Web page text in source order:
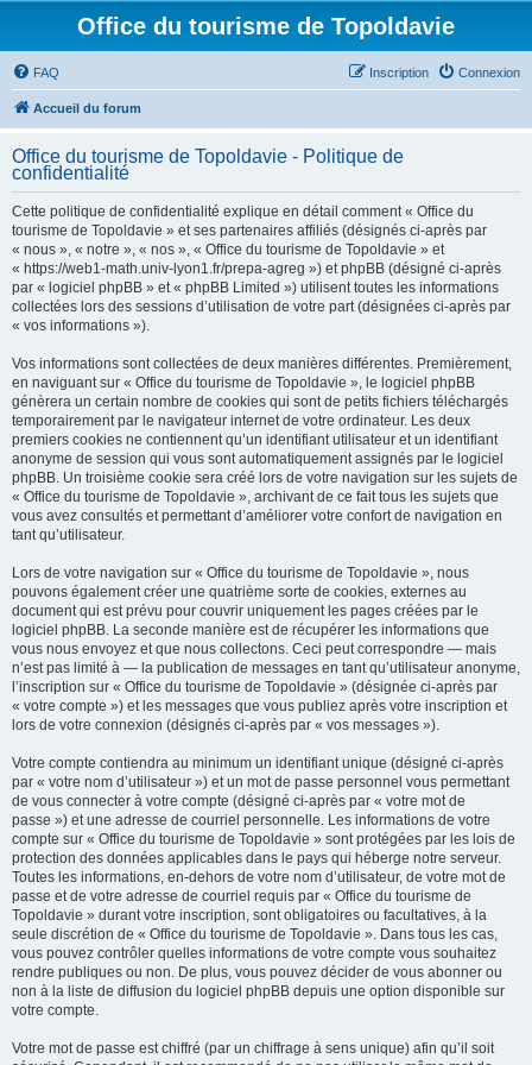
Office du tourisme de Topoldavie
FAQ Connexion
Inscription
Accueil du forum
Office du tourisme de Topoldavie - Politique de
confidentialité
Cette politique de confidentialité explique en détail comment « Office du
tourisme de Topoldavie » et ses partenaires affiliés (désignés ci-après par
« nous », « notre », « nos », « Office du tourisme de Topoldavie » et
« https://web1-math.univ-lyon1.fr/prepa-agreg ») et phpBB (désigné ci-après
par « logiciel phpBB » et « phpBB Limited ») utilisent toutes les informations
collectées lors des sessions d’utilisation de votre part (désignées ci-après par
« vos informations »).
Vos informations sont collectées de deux manières différentes. Premièrement,
en naviguant sur « Office du tourisme de Topoldavie », le logiciel phpBB
génèrera un certain nombre de cookies qui sont de petits fichiers téléchargés
temporairement par le navigateur internet de votre ordinateur. Les deux
premiers cookies ne contiennent qu’un identifiant utilisateur et un identifiant
anonyme de session qui vous sont automatiquement assignés par le logiciel
phpBB. Un troisième cookie sera créé lors de votre navigation sur les sujets de
« Office du tourisme de Topoldavie », archivant de ce fait tous les sujets que
vous avez consultés et permettant d’améliorer votre confort de navigation en
tant qu’utilisateur.
Lors de votre navigation sur « Office du tourisme de Topoldavie », nous
pouvons également créer une quatrième sorte de cookies, externes au
document qui est prévu pour couvrir uniquement les pages créées par le
logiciel phpBB. La seconde manière est de récupérer les informations que
vous nous envoyez et que nous collectons. Ceci peut correspondre — mais
n’est pas limité à — la publication de messages en tant qu’utilisateur anonyme,
l’inscription sur « Office du tourisme de Topoldavie » (désignée ci-après par
« votre compte ») et les messages que vous publiez après votre inscription et
lors de votre connexion (désignés ci-après par « vos messages »).
Votre compte contiendra au minimum un identifiant unique (désigné ci-après
par « votre nom d’utilisateur ») et un mot de passe personnel vous permettant
de vous connecter à votre compte (désigné ci-après par « votre mot de
passe ») et une adresse de courriel personnelle. Les informations de votre
compte sur « Office du tourisme de Topoldavie » sont protégées par les lois de
protection des données applicables dans le pays qui héberge notre serveur.
Toutes les informations, en-dehors de votre nom d’utilisateur, de votre mot de
passe et de votre adresse de courriel requis par « Office du tourisme de
Topoldavie » durant votre inscription, sont obligatoires ou facultatives, à la
seule discrétion de « Office du tourisme de Topoldavie ». Dans tous les cas,
vous pouvez contrôler quelles informations de votre compte vous souhaitez
rendre publiques ou non. De plus, vous pouvez décider de vous abonner ou
non à la liste de diffusion du logiciel phpBB depuis une option disponible sur
votre compte.
Votre mot de passe est chiffré (par un chiffrage à sens unique) afin qu’il soit